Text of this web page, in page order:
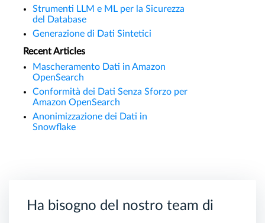
Strumenti LLM e ML per la Sicurezza
del Database
Generazione di Dati Sintetici
Recent Articles
Mascheramento Dati in Amazon
OpenSearch
Conformità dei Dati Senza Sforzo per
Amazon OpenSearch
Anonimizzazione dei Dati in
Snowflake
Ha bisogno del nostro team di